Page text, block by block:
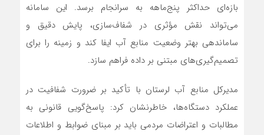
بازه‌ای حداکثر پنج‌ماهه به سرانجام برسد. این سامانه
می‌تواند نقش مؤثری در شفاف‌سازی، پایش دقیق و
ساماندهی بهتر وضعیت منابع آب ایفا کند و زمینه را برای
تصمیم‌گیری‌های مبتنی بر داده فراهم سازد.
مدیرکل منابع آب لرستان با تأکید بر ضرورت شفافیت در
عملکرد دستگاه‌ها، خاطرنشان کرد: پاسخ‌گویی قانونی به
مطالبات و اعتراضات مردمی باید بر مبنای ضوابط و اطلاعات